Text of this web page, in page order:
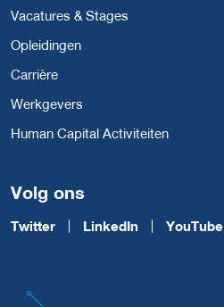
Vacatures & Stages
Opleidingen
Carrière
Werkgevers
Human Capital Activiteiten
Volg ons
Twitter LinkedIn YouTube